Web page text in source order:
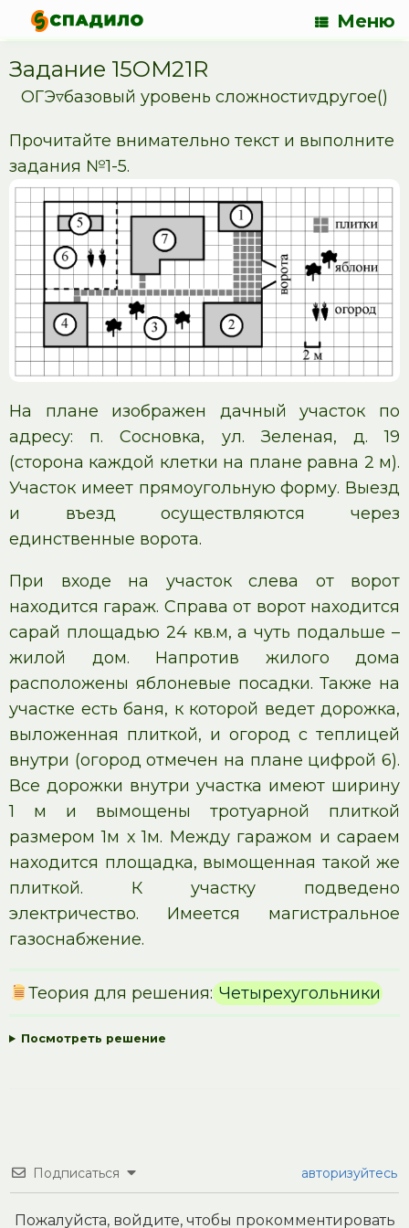
Меню
Задание 15OM21R
ОГЭ▿базовый уровень сложности▿другое()
Прочитайте внимательно текст и выполните
задания №1-5.
На плане изображен дачный участок по
адресу: п. Сосновка, ул. Зеленая, д. 19
(сторона каждой клетки на плане равна 2 м).
Участок имеет прямоугольную форму. Выезд
и въезд осуществляются через
единственные ворота.
При входе на участок слева от ворот
находится гараж. Справа от ворот находится
сарай площадью 24 кв.м, а чуть подальше –
жилой дом. Напротив жилого дома
расположены яблоневые посадки. Также на
участке есть баня, к которой ведет дорожка,
выложенная плиткой, и огород с теплицей
внутри (огород отмечен на плане цифрой 6).
Все дорожки внутри участка имеют ширину
1 м и вымощены тротуарной плиткой
размером 1м х 1м. Между гаражом и сараем
находится площадка, вымощенная такой же
плиткой. К участку подведено
электричество. Имеется магистральное
газоснабжение.
Теория для решения:Четырехугольники
Посмотреть решение
Подписаться авторизуйтесь
Пожалуйста, войдите, чтобы прокомментировать